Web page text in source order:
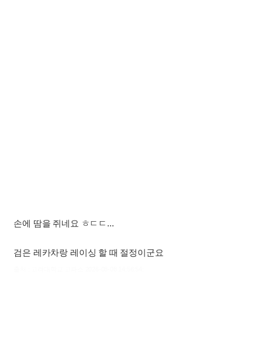
손에 땀을 쥐네요 ㅎㄷㄷ...
검은 레카차랑 레이싱 할 때 절정이군요